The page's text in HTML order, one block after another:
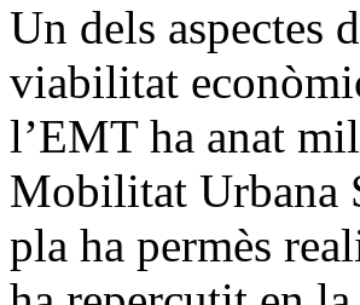
Un dels aspectes
viabilitat
l’EMT ha anat
Mobilitat Urbana
pla ha permès